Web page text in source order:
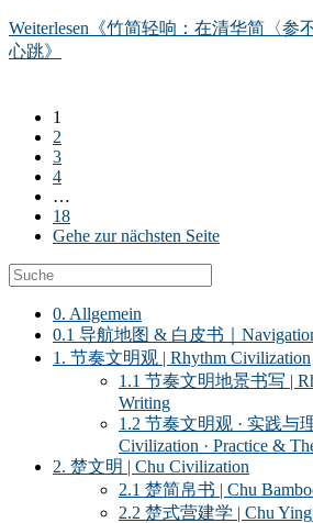
Weiterlesen 《竹简轻响：在清华简〈参
心跳》
1
2
3
4
…
18
Gehe zur nächsten Seite
0. Allgemein
0.1 导航地图 & 白皮书｜
1. 节奏文明观 | Rhythm Civilization
1.1 节奏文明地景书写 |
Writing
1.2 节奏文明观 · 实践与
Civilization · Practice &
2. 楚文明 | Chu Civilization
2.1 楚简帛书 | Chu
2.2 楚式营建学 | Chu